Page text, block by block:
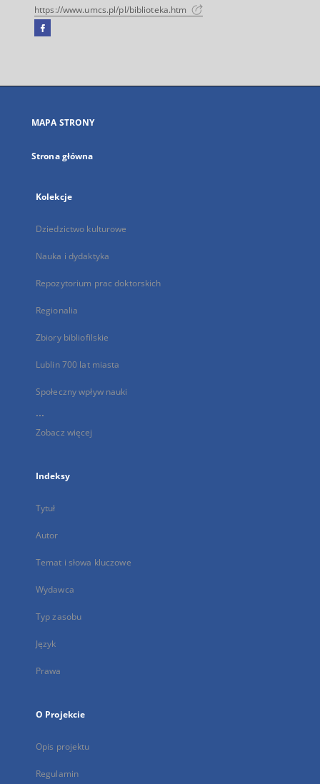
https://www.umcs.pl/pl/biblioteka.htm
Facebook
się
karcie
MAPA STRONY
Strona główna
Kolekcje
Dziedzictwo kulturowe
Nauka i dydaktyka
Repozytorium prac doktorskich
Regionalia
Zbiory bibliofilskie
Lublin 700 lat miasta
Społeczny wpływ nauki
...
Zobacz więcej
Indeksy
Tytuł
Autor
Temat i słowa kluczowe
Wydawca
Typ zasobu
Język
Prawa
O Projekcie
Opis projektu
Regulamin